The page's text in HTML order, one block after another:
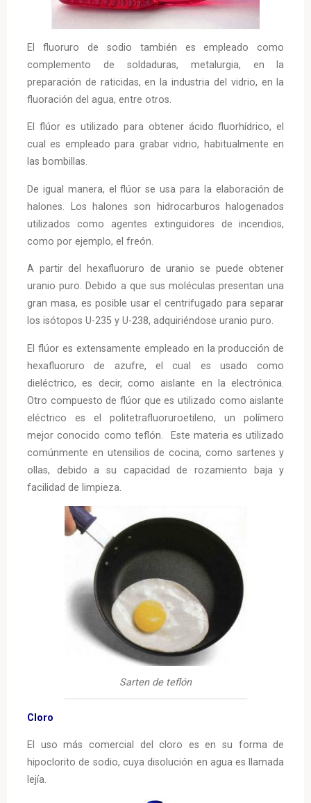
El fluoruro de sodio también es empleado como
complemento de soldaduras, metalurgia, en la
preparación de raticidas, en la industria del vidrio, en la
fluoración del agua, entre otros.
El flúor es utilizado para obtener ácido fluorhídrico, el
cual es empleado para grabar vidrio, habitualmente en
las bombillas.
De igual manera, el flúor se usa para la elaboración de
halones. Los halones son hidrocarburos halogenados
utilizados como agentes extinguidores de incendios,
como por ejemplo, el freón.
A partir del hexafluoruro de uranio se puede obtener
uranio puro. Debido a que sus moléculas presentan una
gran masa, es posible usar el centrifugado para separar
los isótopos U-235 y U-238, adquiriéndose uranio puro.
El flúor es extensamente empleado en la producción de
hexafluoruro de azufre, el cual es usado como
dieléctrico, es decir, como aislante en la electrónica.
Otro compuesto de flúor que es utilizado como aislante
eléctrico es el politetrafluoruroetileno, un polímero
mejor conocido como teflón. Este materia es utilizado
comúnmente en utensilios de cocina, como sartenes y
ollas, debido a su capacidad de rozamiento baja y
facilidad de limpieza.
Sarten de teflón
Cloro
El uso más comercial del cloro es en su forma de
hipoclorito de sodio, cuya disolución en agua es llamada
lejía.